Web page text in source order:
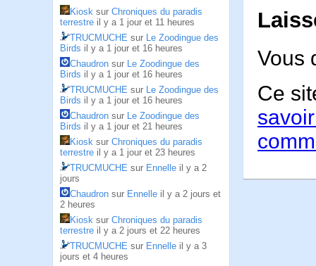
Kiosk sur Chroniques du paradis
terrestre il y a 1 jour et 11 heures
TRUCMUCHE sur Le Zoodingue des
Birds il y a 1 jour et 16 heures
Chaudron sur Le Zoodingue des
Birds il y a 1 jour et 16 heures
TRUCMUCHE sur Le Zoodingue des
Birds il y a 1 jour et 16 heures
Chaudron sur Le Zoodingue des
Birds il y a 1 jour et 21 heures
Kiosk sur Chroniques du paradis
terrestre il y a 1 jour et 23 heures
TRUCMUCHE sur Ennelle il y a 2
jours
Chaudron sur Ennelle il y a 2 jours et
2 heures
Kiosk sur Chroniques du paradis
terrestre il y a 2 jours et 22 heures
TRUCMUCHE sur Ennelle il y a 3
jours et 4 heures
Vous
Ce